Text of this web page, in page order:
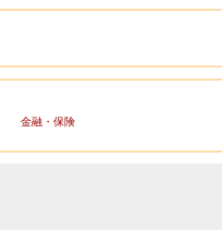
金融・保険